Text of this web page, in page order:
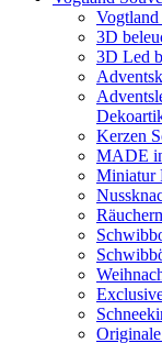
Vogtland
3D
3D Led
Kerzen
MADE
Miniatur